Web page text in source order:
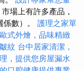
市場上有許多產品，
數）。 護理之家單
歐式外燴，品味精緻
紋 台中居家清潔，
，提供您房屋漏水